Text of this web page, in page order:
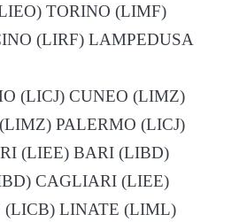
TORINO (LIMF)
(LIRF) LAMPEDUSA
(LICJ) CUNEO (LIMZ)
PALERMO (LICJ)
(LIEE) BARI (LIBD)
CAGLIARI (LIEE)
(LICB) LINATE (LIML)